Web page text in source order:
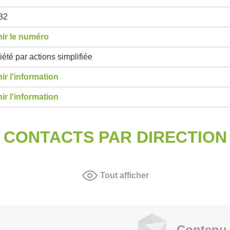
le numéro
par actions simplifiée
l'information
l'information
CONTACTS PAR DIRECTION
Tout afficher